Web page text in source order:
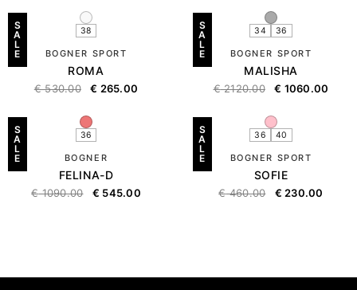
S
A
L
E
38
BOGNER SPORT
ROMA
€530.00 € 265.00
S
A
L
E
34 36
BOGNER SPORT
MALISHA
€2120.00 € 1060.00
S
A
L
E
36
BOGNER
FELINA-D
€1090.00 € 545.00
S
A
L
E
36 40
BOGNER SPORT
SOFIE
€460.00 € 230.00